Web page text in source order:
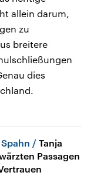
allein darum,
zu
breitere
dies
Tanja
Passagen